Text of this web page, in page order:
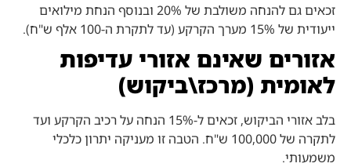
זכאים גם להנחה משולבת של 20% ובנוסף הנחת מילואים
ייעודית של 15% מערך הקרקע (עד לתקרת ה-100 אלף ש"ח).
אזורים שאינם אזורי עדיפות
לאומית (מרכז\ביקוש)
בלב אזורי הביקוש, זכאים ל-15% הנחה על רכיב הקרקע ועד
לתקרה של 100,000 ש"ח. הטבה זו מעניקה יתרון כלכלי
משמעותי.